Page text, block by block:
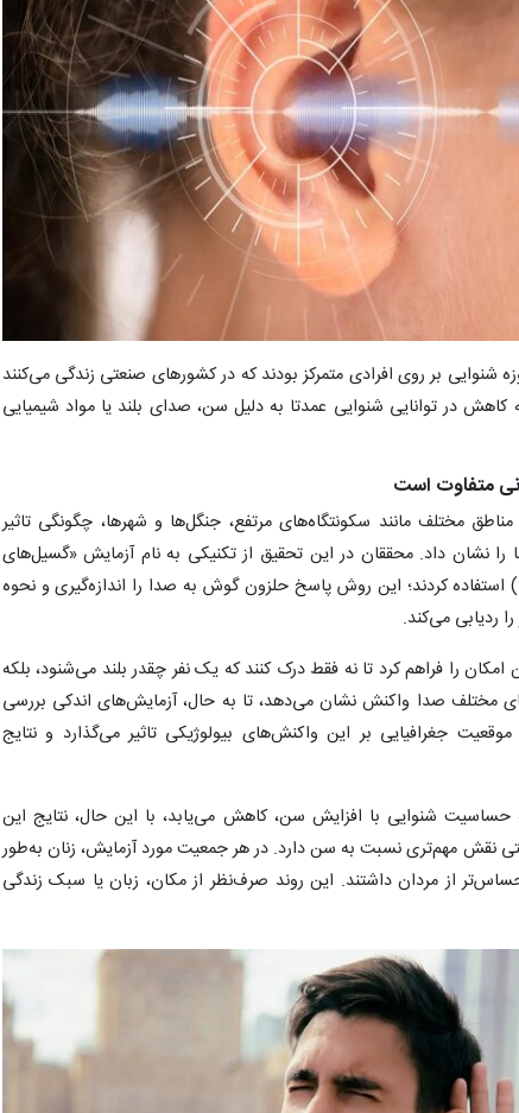
شنوایی بر روی افرادی متمرکز بودند که در کشورهای صنعتی زندگی می‌کنند
در توانایی شنوایی عمدتا به دلیل سن، صدای بلند یا مواد شیمیایی
متفاوت است
مناطق مختلف مانند سکونتگاه‌های مرتفع، جنگل‌ها و شهرها، چگونگی تاثیر
نشان داد. محققان در این تحقیق از تکنیکی به نام آزمایش «گسیل‌های
صوتی گوشی گذرا» ( TEOAE) استفاده کردند؛ این روش پاسخ حلزون گوش به صدا را اندازه‌گیری و نحوه
ردیابی می‌کند.
امکان را فراهم کرد تا نه فقط درک کنند که یک نفر چقدر بلند می‌شنود، بلکه
مختلف صدا واکنش نشان می‌دهد، تا به حال، آزمایش‌های اندکی بررسی
جغرافیایی بر این واکنش‌های بیولوژیکی تاثیر می‌گذارد و نتایج
شنوایی با افزایش سن، کاهش می‌یابد، با این حال، نتایج این
نقش مهم‌تری نسبت به سن دارد. در هر جمعیت مورد آزمایش، زنان به‌طور
از مردان داشتند. این روند صرف‌نظر از مکان، زبان یا سبک زندگی